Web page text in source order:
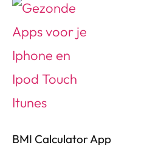
BMI Calculator App